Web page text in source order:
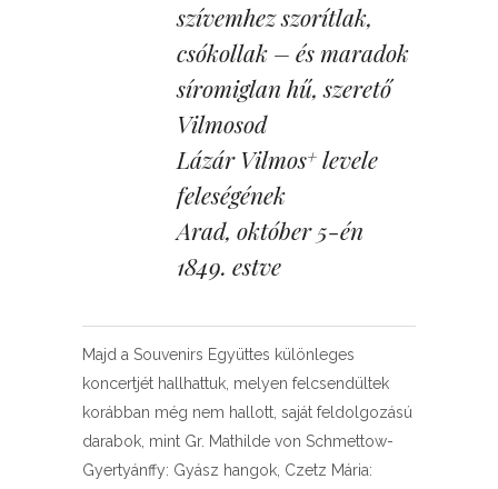
szívemhez szorítlak,
csókollak – és maradok
síromiglan hű, szerető
Vilmosod
Lázár Vilmos+ levele
feleségének
Arad, október 5-én
1849. estve
Majd a Souvenirs Együttes különleges
koncertjét hallhattuk, melyen felcsendültek
korábban még nem hallott, saját feldolgozású
darabok, mint Gr. Mathilde von Schmettow-
Gyertyánffy: Gyász hangok, Czetz Mária: